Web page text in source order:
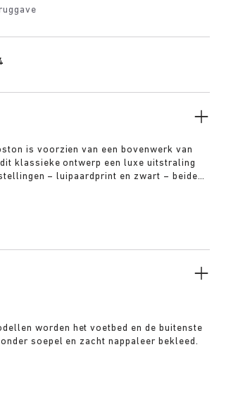
is voorzien van een bovenwerk van
klassieke ontwerp een luxe uitstraling
– luipaardprint en zwart – beide
met premium nappaleer in een
van de jaren 1920.
worden het voetbed en de buitenste
soepel en zacht nappaleer bekleed.